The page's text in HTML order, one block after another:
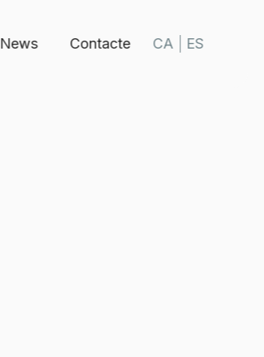
News Contacte